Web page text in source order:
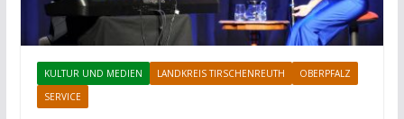
KULTUR UND MEDIEN LANDKREIS TIRSCHENREUTH
OBERPFALZ
SERVICE